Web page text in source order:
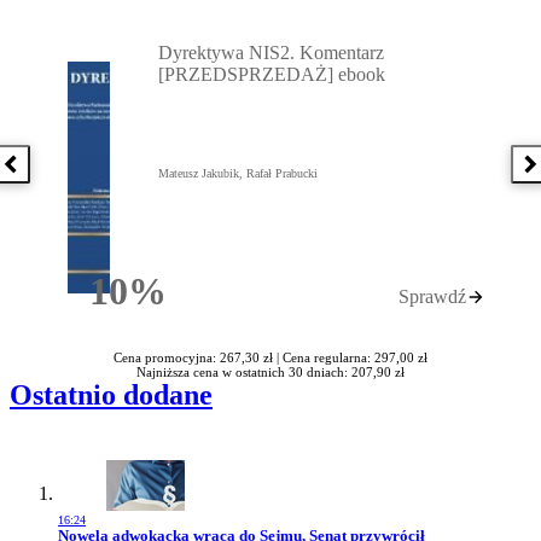
Poprzednia książka
10%Rabatu
Dyrektywa NIS2. Komentarz
[PRZEDSPRZEDAŻ] ebook
Mateusz Jakubik, Rafał Prabucki
Sprawdź
Cena promocyjna: 267,30 zł | Cena regularna: 297,00 zł
Najniższa cena w ostatnich 30 dniach: 207,90 zł
Ostatnio dodane
16:24
Przejdź do artykułu:
Nowela adwokacka wraca do Sejmu, Senat przywrócił